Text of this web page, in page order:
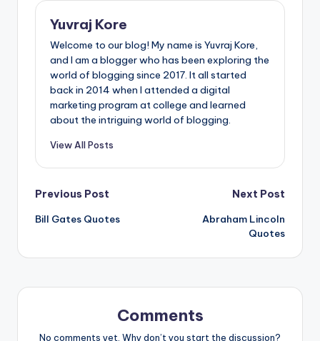
Yuvraj Kore
Welcome to our blog! My name is Yuvraj Kore,
and I am a blogger who has been exploring the
world of blogging since 2017. It all started
back in 2014 when I attended a digital
marketing program at college and learned
about the intriguing world of blogging.
View All Posts
Post
navigation
Previous Post
Bill Gates Quotes
Next Post
Abraham Lincoln
Quotes
Comments
No comments yet. Why don’t you start the discussion?